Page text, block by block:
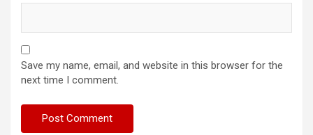
Save my name, email, and website in this browser for the
next time I comment.